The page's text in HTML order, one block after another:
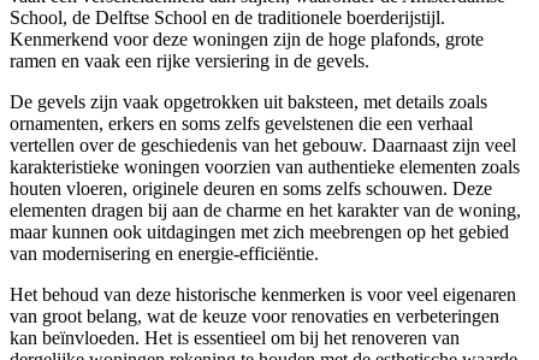
School, de Delftse School en de traditionele boerderijstijl.
Kenmerkend voor deze woningen zijn de hoge plafonds, grote
ramen en vaak een rijke versiering in de gevels.
De gevels zijn vaak opgetrokken uit baksteen, met details zoals
ornamenten, erkers en soms zelfs gevelstenen die een verhaal
vertellen over de geschiedenis van het gebouw. Daarnaast zijn veel
karakteristieke woningen voorzien van authentieke elementen zoals
houten vloeren, originele deuren en soms zelfs schouwen. Deze
elementen dragen bij aan de charme en het karakter van de woning,
maar kunnen ook uitdagingen met zich meebrengen op het gebied
van modernisering en energie-efficiëntie.
Het behoud van deze historische kenmerken is voor veel eigenaren
van groot belang, wat de keuze voor renovaties en verbeteringen
kan beïnvloeden. Het is essentieel om bij het renoveren van